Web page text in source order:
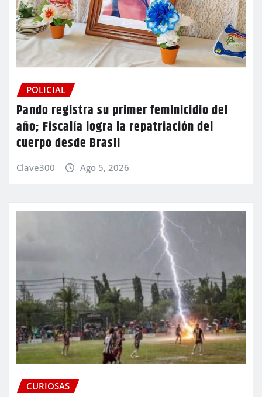
POLICIAL
Pando registra su primer feminicidio del
año; Fiscalía logra la repatriación del
cuerpo desde Brasil
Clave300 Ago 5, 2026
CURIOSAS